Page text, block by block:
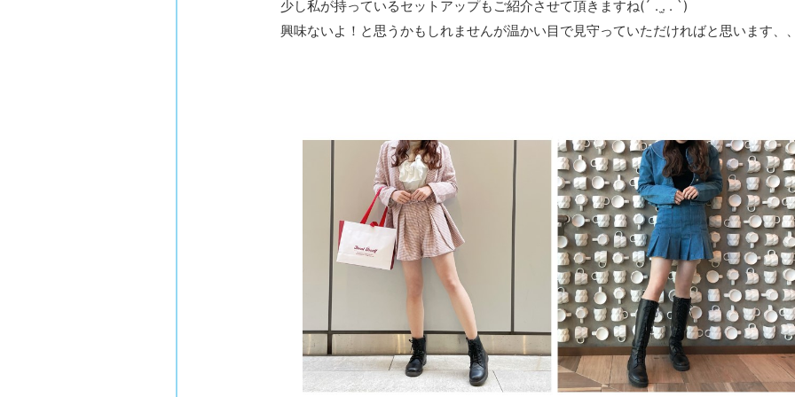
少し私が持っているセットアップもご紹介させて頂きますね(´ . .̫ . `)
興味ないよ！と思うかもしれませんが温かい目で見守っていただければと思います、